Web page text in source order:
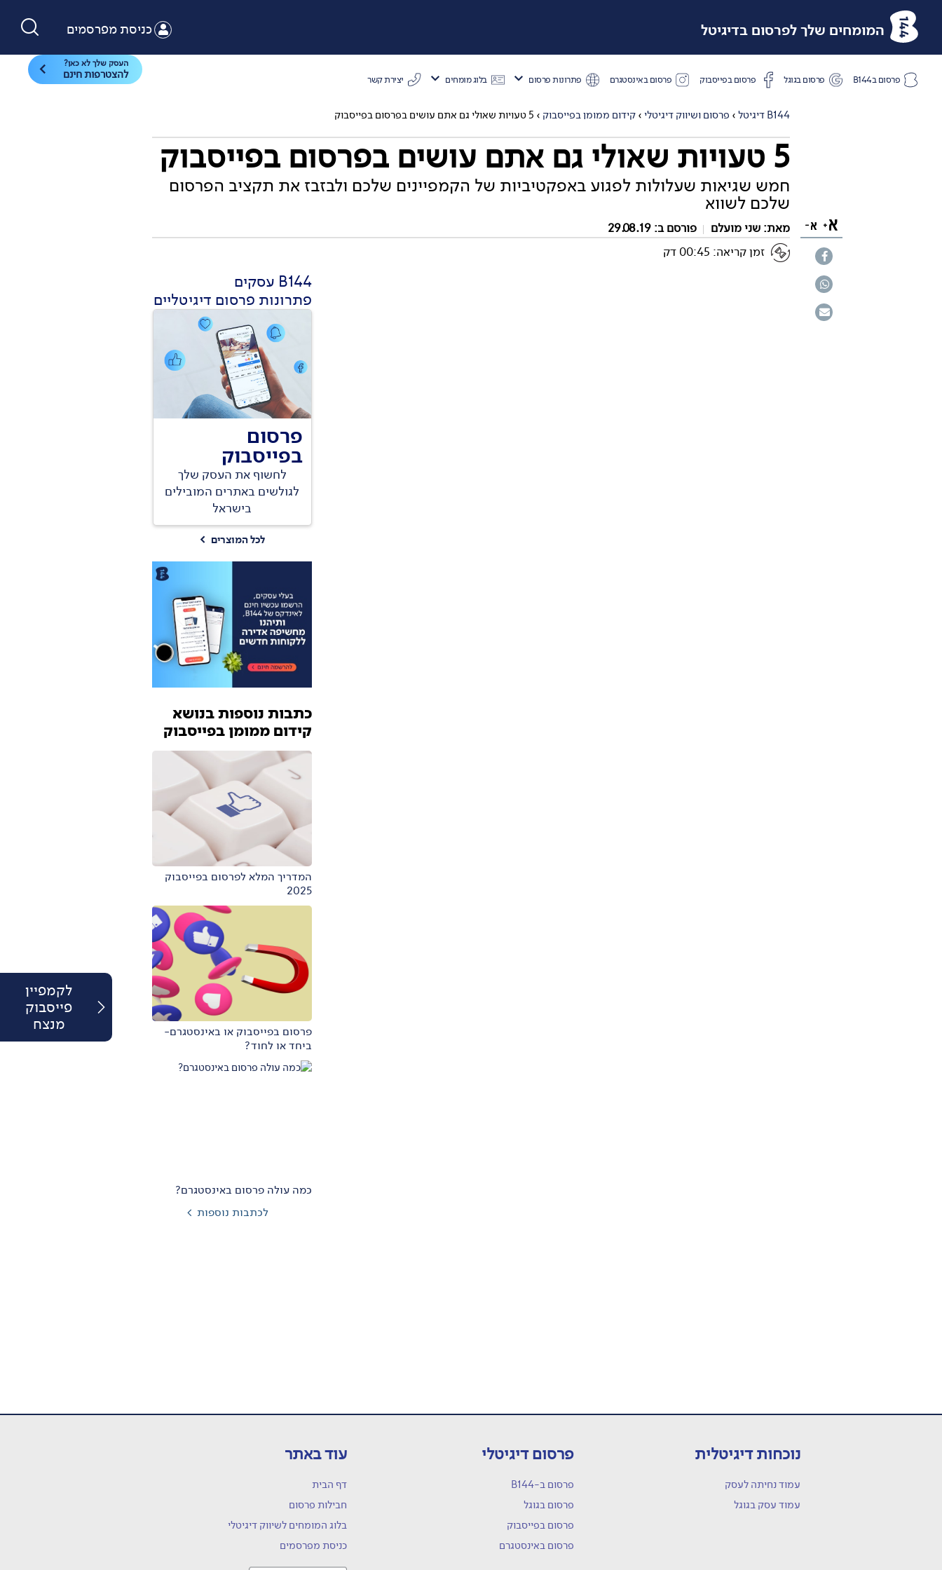
המומחים שלך לפרסום בדיגיטל כניסת מפרסמים
פרסום בB144 פרסום בגוגל פרסום בפייסבוק פרסום באינסטגרם פתרונות פרסום > בלוג מומחים > יצירת קשר
העסק שלך לא כאן?
להצטרפות חינם
<
לקמפיין
פייסבוק
מנצח
B144 דיגיטל › פרסום ושיווק דיגיטלי › קידום ממומן בפייסבוק › 5 טעויות שאולי גם אתם עושים בפרסום בפייסבוק
5 טעויות שאולי גם אתם עושים בפרסום בפייסבוק
חמש שגיאות שעלולות לפגוע באפקטיביות של הקמפיינים שלכם ולבזבז את תקציב הפרסום
שלכם לשווא
מאת: שני מועלם
פורסם ב: 29.08.19
זמן קריאה: 00:45 דק
B144 עסקים
פתרונות פרסום דיגיטליים
פרסום
בפייסבוק
לחשוף את העסק שלך
לגולשים באתרים המובילים
בישראל
לכל המוצרים >
כתבות נוספות בנושא
קידום ממומן בפייסבוק
המדריך המלא לפרסום בפייסבוק
2025
פרסום בפייסבוק או באינסטגרם-
ביחד או לחוד?
כמה עולה פרסום באינסטגרם?
לכתבות נוספות
נוכחות דיגיטלית
עמוד נחיתה לעסק
עמוד עסק בגוגל
פרסום דיגיטלי
פרסום ב-B144
פרסום בגוגל
פרסום בפייסבוק
פרסום באינסטגרם
עוד באתר
דף הבית
חבילות פרסום
בלוג המומחים לשיווק דיגיטלי
כניסת מפרסמים